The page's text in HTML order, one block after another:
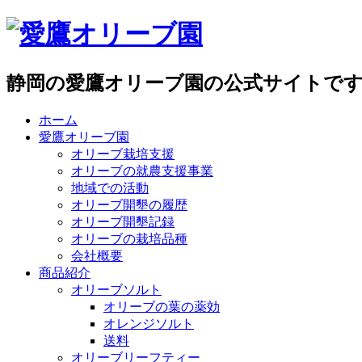
静岡の愛鷹オリーブ園の公式サイトで
ホーム
愛鷹オリーブ園
オリーブ栽培支援
オリーブの就農支援事業
地域での活動
オリーブ開墾の履歴
オリーブ開墾記録
オリーブの栽培品種
会社概要
商品紹介
オリーブソルト
オリーブの葉の薬効
オレンジソルト
送料
オリーブリーフティー